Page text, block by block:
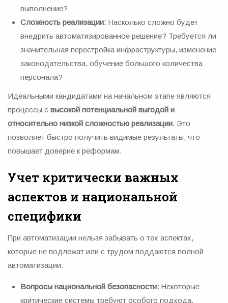
выполнение?
Сложность реализации: Насколько сложно будет
внедрить автоматизированное решение? Требуется ли
значительная перестройка инфраструктуры, изменение
законодательства, обучение большого количества
персонала?
Идеальными кандидатами на начальном этапе являются
процессы с высокой потенциальной выгодой и
относительно низкой сложностью реализации. Это
позволяет быстро получить видимые результаты, что
повышает доверие к реформам.
Учет критически важных
аспектов и национальной
специфики
При автоматизации нельзя забывать о тех аспектах,
которые не подлежат или с трудом поддаются полной
автоматизации:
Вопросы национальной безопасности: Некоторые
критические системы требуют особого подхода.